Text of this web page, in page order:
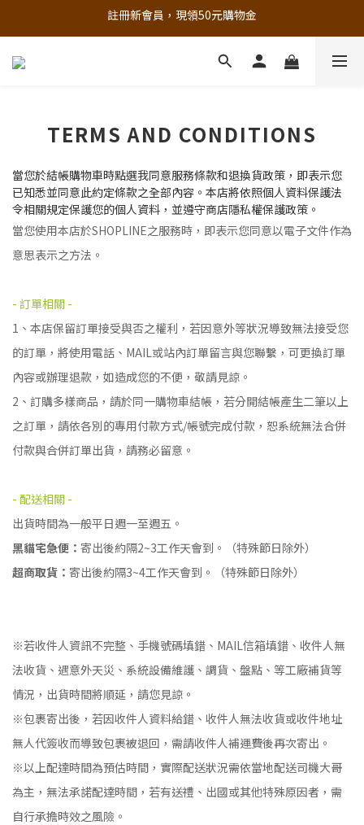
追蹤歐樂芬的Facebook，隨時掌握最新資訊！
註冊新會員，現領50元購物金
TERMS AND CONDITIONS
當您於結帳購物車時點選我同意服務條款和退換貨政策 ，即表示您
已知悉並同意此約定條款之全部內容。 本店將依照個人資料保護法
令相關規定保護您的個人資料，並遵守商店隱私權保護政策。
當您使用本店於SHOPLINE之服務時，即表示您同意以電子文件作為
意思表示之方法。
- 訂單相關 -
1、本店保留訂單接受與否之權利，若因意外等狀況導致無法接受您
的訂單，將使用電話、MAIL或站內訂單留言與您聯繫，可更換訂單
內容或辦理退款，如造成您的不便，敬請見諒。
2、訂購多樣商品，請於同一購物車結帳，若分開結帳產生二筆以上
之訂單，請依各別的專用付款方式/帳號完成付款，恕系統無法合併
付款與合併訂單出貨，請務必留意。
- 配送相關 -
出貨時間為一般平日週一至週五。
黑貓宅急便： 寄出後約隔2~3工作天會到。（特殊節日除外）
超商取貨： 寄出後約隔3~4工作天會到。（特殊節日除外）
※若收件人資訊不完整、手機號碼填錯、MAIL信箱填錯、收件人無
法收貨、遇意外天災、系統設備維護、調貨、盤點、等工廠補貨等
情況，出貨時間將順延，請您見諒。
※包裹寄出後，若因收件人資料給錯、收件人無法收貨或收件地址
無人代簽收而導致包裹被退回，需請收件人補運費後再次寄出。
※以上配達時間為預估時間，實際配送狀況需依當地配送司機大哥
為主，無法承諾配達時間，若有送禮、出國或其他特殊原因者，需
自行承擔時效之風險。